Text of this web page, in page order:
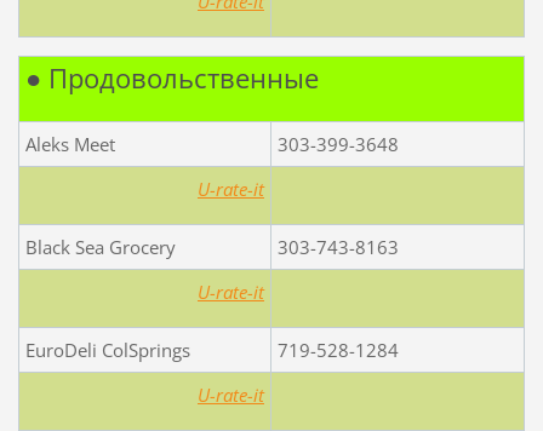
● Продовольственные
Aleks Meet
303-399-3648
U-rate-it
Black Sea Grocery
303-743-8163
U-rate-it
EuroDeli ColSprings
719-528-1284
U-rate-it